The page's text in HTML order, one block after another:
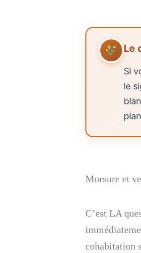
Le
Si
le
Morsure et
C’est LA
cohabitation